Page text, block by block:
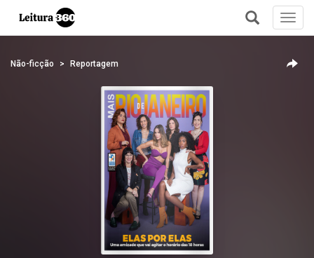
+
Não-ficção Reportagem